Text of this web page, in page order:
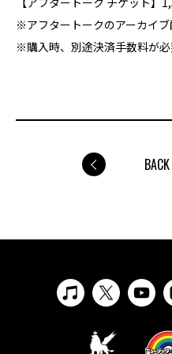
※アフタートークのアーカイブ
※購入時、別途決済手数料が必